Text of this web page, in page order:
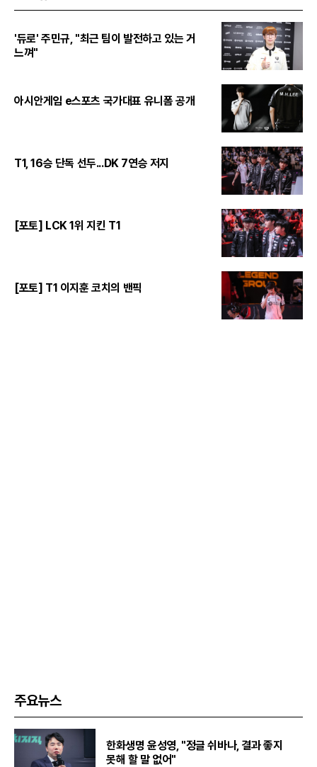
'듀로' 주민규, "최근 팀이 발전하고 있는 거
느껴"
아시안게임 e스포츠 국가대표 유니폼 공개
T1, 16승 단독 선두...DK 7연승 저지
[포토] LCK 1위 지킨 T1
[포토] T1 이지훈 코치의 밴픽
주요뉴스
한화생명 윤성영, "정글 쉬바나, 결과 좋지
못해 할 말 없어"